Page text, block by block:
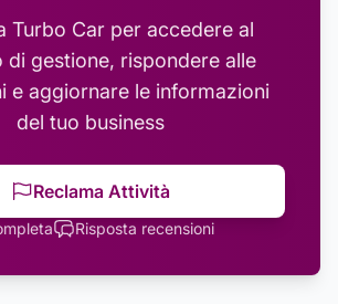
Turbo Car per accedere al
di gestione, rispondere alle
e aggiornare le informazioni
del tuo business
Reclama Attività
Risposta recensioni